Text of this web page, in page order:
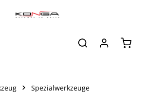
Spezialwerkzeuge